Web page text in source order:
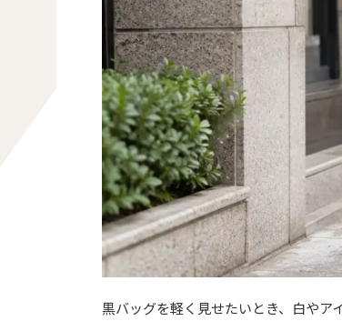
黒バッグを軽く見せたいとき、白やア